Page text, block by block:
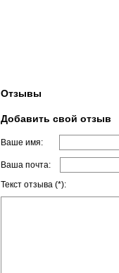
Отзывы
Добавить свой отзыв
Ваше имя:
Ваша почта:
Текст отзыва (*):